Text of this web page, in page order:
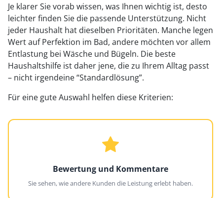
Je klarer Sie vorab wissen, was Ihnen wichtig ist, desto
leichter finden Sie die passende Unterstützung. Nicht
jeder Haushalt hat dieselben Prioritäten. Manche legen
Wert auf Perfektion im Bad, andere möchten vor allem
Entlastung bei Wäsche und Bügeln. Die beste
Haushaltshilfe ist daher jene, die zu Ihrem Alltag passt
– nicht irgendeine “Standardlösung”.
Für eine gute Auswahl helfen diese Kriterien:
Bewertung und Kommentare
Sie sehen, wie andere Kunden die Leistung erlebt haben.